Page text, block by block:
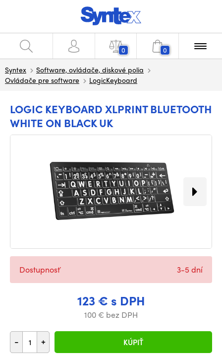
0 0
Syntex
Software, ovládače, diskové polia
Ovládače pre software
LogicKeyboard
LOGIC KEYBOARD XLPRINT BLUETOOTH
WHITE ON BLACK UK
123 € s DPH
100 € bez DPH
- + KÚPIŤ
Dostupnosť 3-5 dní